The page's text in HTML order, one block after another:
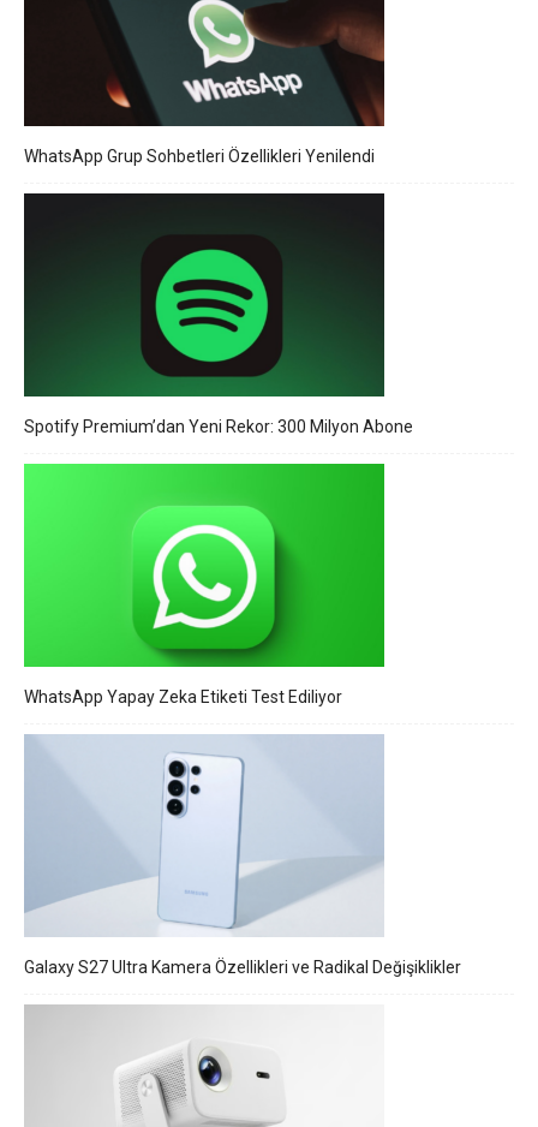
WhatsApp Grup Sohbetleri Özellikleri Yenilendi
Spotify Premium’dan Yeni Rekor: 300 Milyon Abone
WhatsApp Yapay Zeka Etiketi Test Ediliyor
Galaxy S27 Ultra Kamera Özellikleri ve Radikal Değişiklikler